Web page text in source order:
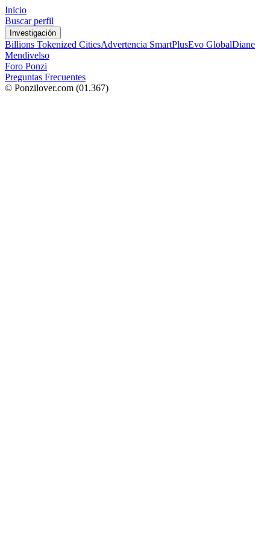
Inicio
Buscar perfil
Investigación
Billions Tokenized CitiesAdvertencia SmartPlusEvo GlobalDiane
Mendivelso
Foro Ponzi
Preguntas Frecuentes
© Ponzilover.com (01.367)